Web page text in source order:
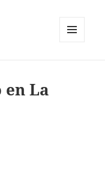
en La